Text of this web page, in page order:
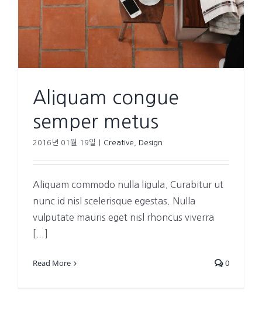
Aliquam congue
semper metus
2016년 01월 19일 Creative Design
Aliquam commodo nulla ligula. Curabitur ut
nunc id nisl scelerisque egestas. Nulla
vulputate mauris eget nisl rhoncus viverra
Read More 0